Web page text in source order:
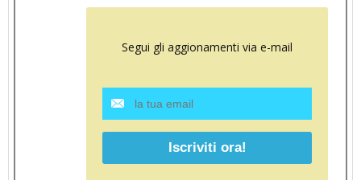
Segui gli aggionamenti via e-mail